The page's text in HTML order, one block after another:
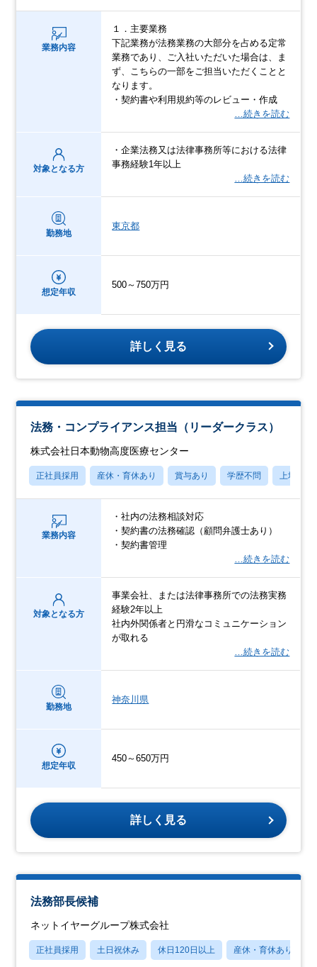
業務内容
１．主要業務
下記業務が法務業務の大部分を占める定常
業務であり、ご入社いただいた場合は、ま
ず、こちらの一部をご担当いただくことと
なります。
・契約書や利用規約等のレビュー・作成
…続きを読む
対象となる方
・企業法務又は法律事務所等における法律
事務経験1年以上
…続きを読む
勤務地
東京都
想定年収
500～750万円
詳しく見る
法務・コンプライアンス担当（リーダークラス）
株式会社日本動物高度医療センター
正社員採用 産休・育休あり 賞与あり 学歴不問 上場企業
業務内容
・社内の法務相談対応
・契約書の法務確認（顧問弁護士あり）
・契約書管理
…続きを読む
対象となる方
事業会社、または法律事務所での法務実務
経験2年以上
社内外関係者と円滑なコミュニケーション
が取れる
…続きを読む
勤務地
神奈川県
想定年収
450～650万円
詳しく見る
法務部長候補
ネットイヤーグループ株式会社
正社員採用 土日祝休み 休日120日以上 産休・育休あり